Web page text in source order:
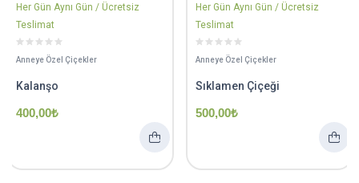
Her Gün Aynı Gün / Ücretsiz
Teslimat
Anneye Özel Çiçekler
Kalanşo
400,00₺
Her Gün Aynı Gün / Ücretsiz
Teslimat
Anneye Özel Çiçekler
Sıklamen Çiçeği
500,00₺